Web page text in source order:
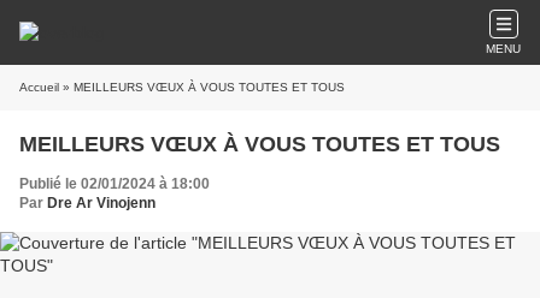
MENU
Accueil » MEILLEURS VŒUX À VOUS TOUTES ET TOUS
MEILLEURS VŒUX À VOUS TOUTES ET TOUS
Publié le 02/01/2024 à 18:00
Par Dre Ar Vinojenn